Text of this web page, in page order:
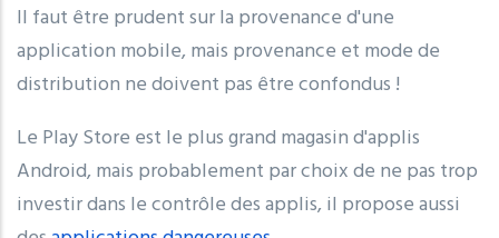
Il faut être prudent sur la provenance d'une
application mobile, mais provenance et mode de
distribution ne doivent pas être confondus !
Le Play Store est le plus grand magasin d'applis
Android, mais probablement par choix de ne pas trop
investir dans le contrôle des applis, il propose aussi